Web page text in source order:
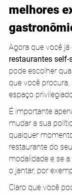
melhores
Agora que você
restaurantes self-
pode escolher
que você
espaço
É importante
mudar a sua
qualquer
restaurante do
modalidade e se
o jantar, por
Claro que você